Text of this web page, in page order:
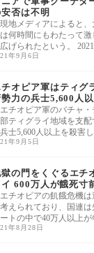
否は不明
地メディアによると、
何時間にもわたって
げられたという。
首
年9月6日
チオピア軍はティグ
勢力の兵士5,600人
チオピア軍のバチャ・
ティグライ地域を支
士5,600人以上を殺害
202
年9月5日
の門をくぐるエチ
イ 600万人が餓死寸
チオピアの飢餓危機は
えられており、国連
トの中で40万人以上
性
年8月28日